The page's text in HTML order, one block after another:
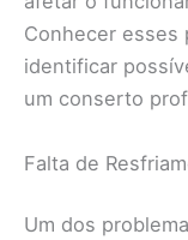
Conhecer esses
identificar
um conserto
Falta de
Um dos